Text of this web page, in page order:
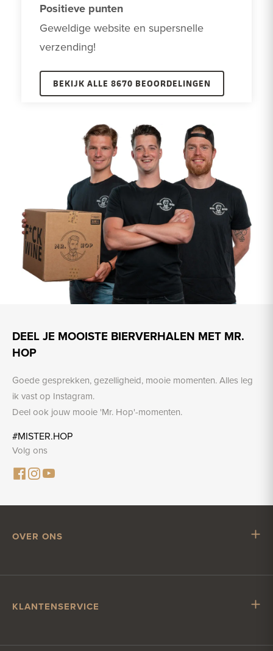
Positieve punten
Geweldige website en supersnelle
verzending!
BEKIJK ALLE 8670 BEOORDELINGEN
DEEL JE MOOISTE BIERVERHALEN MET MR.
HOP
Goede gesprekken, gezelligheid, mooie momenten. Alles leg
ik vast op Instagram.
Deel ook jouw mooie 'Mr. Hop'-momenten.
#MISTER.HOP
Volg ons
OVER ONS
Vacatures
KLANTENSERVICE